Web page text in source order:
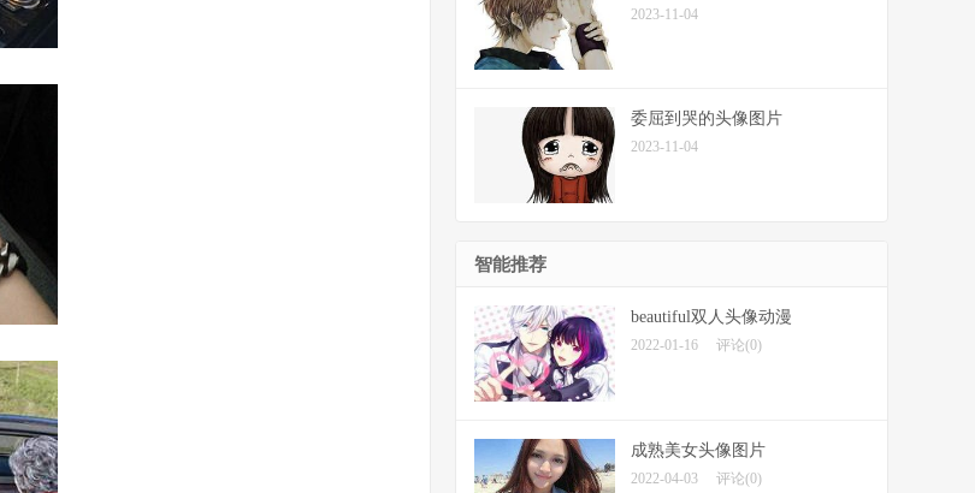
2023-11-04
委屈到哭的头像图片
2023-11-04
智能推荐
beautiful双人头像动漫
2022-01-16 评论(0)
成熟美女头像图片
2022-04-03 评论(0)